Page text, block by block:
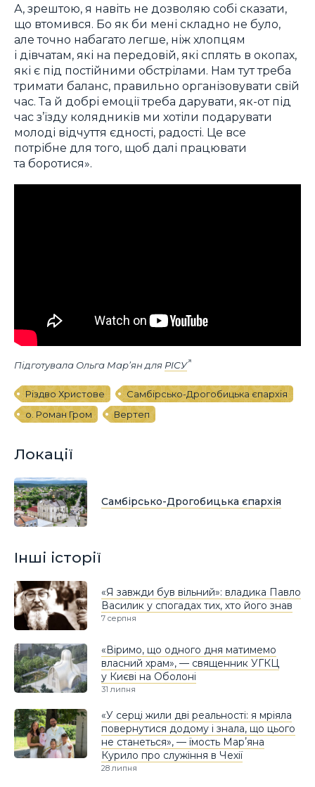
А, зрештою, я навіть не дозволяю собі сказати,
що втомився. Бо як би мені складно не було,
але точно набагато легше, ніж хлопцям
і дівчатам, які на передовій, які сплять в окопах,
які є під постійними обстрілами. Нам тут треба
тримати баланс, правильно організовувати свій
час. Та й добрі емоції треба дарувати, як-от під
час з’їзду колядників ми хотіли подарувати
молоді відчуття єдності, радості. Це все
потрібне для того, щоб далі працювати
та боротися».
Підготувала Ольга Мар’ян для РІСУ
Різдво Христове
Самбірсько-Дрогобицька єпархія
о. Роман Гром
Вертеп
Локації
Самбірсько-Дрогобицька єпархія
Інші історії
«Я завжди був вільний»: владика Павло
Василик у спогадах тих, хто його знав
7 серпня
«Віримо, що одного дня матимемо
власний храм», — священник УГКЦ
у Києві на Оболоні
31 липня
«У серці жили дві реальності: я мріяла
повернутися додому і знала, що цього
не станеться», — їмость Марʼяна
Курило про служіння в Чехії
28 липня